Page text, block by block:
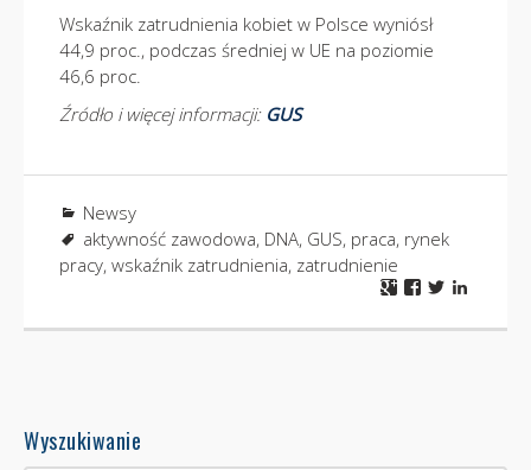
Wskaźnik zatrudnienia kobiet w Polsce wyniósł
44,9 proc., podczas średniej w UE na poziomie
46,6 proc.
Źródło i więcej informacji: GUS
Newsy
aktywność zawodowa, DNA, GUS, praca, rynek
pracy, wskaźnik zatrudnienia, zatrudnienie
Wyszukiwanie